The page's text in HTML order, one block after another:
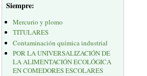
Siempre:
Mercurio y plomo
TITULARES
Contaminación química industrial
POR LA UNIVERSALIZACIÓN DE
LA ALIMENTACIÓN ECOLÓGICA
EN COMEDORES ESCOLARES